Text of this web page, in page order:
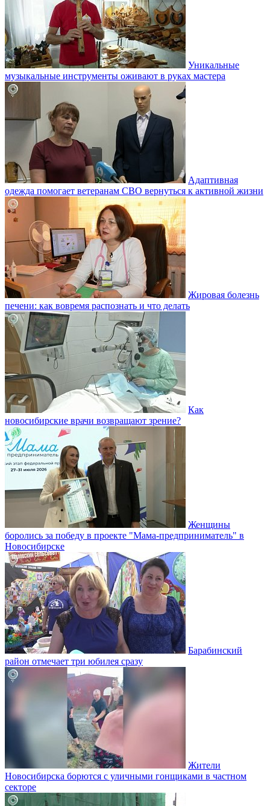
Уникальные
музыкальные инструменты оживают в руках мастера
Адаптивная
одежда помогает ветеранам СВО вернуться к активной жизни
Жировая болезнь
печени: как вовремя распознать и что делать
Как
новосибирские врачи возвращают зрение?
Женщины
боролись за победу в проекте "Мама-предприниматель" в
Новосибирске
Барабинский
район отмечает три юбилея сразу
Жители
Новосибирска борются с уличными гонщиками в частном
секторе